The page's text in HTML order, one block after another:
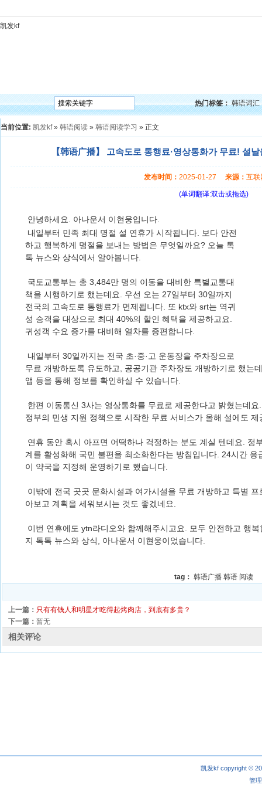
凯发kf
热门标签： 韩语词汇
当前位置: 凯发kf» 韩语阅读 » 韩语阅读学习 » 正文
【韩语广播】 고속도로 통행료·영상통화가 무료! 설
发布时间： 2025-01-27 来源： 互
(单词翻译:双击或拖选)
안녕하세요. 아나운서 이현웅입니다.
내일부터 민족 최대 명절 설 연휴가 시작됩니다. 보다 안전
하고 행복하게 명절을 보내는 방법은 무엇일까요? 오늘 톡
톡 뉴스와 상식에서 알아봅니다.
국토교통부는 총 3,484만 명의 이동을 대비한 특별교통대
책을 시행하기로 했는데요. 우선 오는 27일부터 30일까지
전국의 고속도로 통행료가 면제됩니다. 또 ktx와 srt는 역귀
성 승객을 대상으로 최대 40%의 할인 혜택을 제공하고요.
귀성객 수요 증가를 대비해 열차를 증편합니다.
내일부터 30일까지는 전국 초·중·고 운동장을 주차장으로
무료 개방하도록 유도하고, 공공기관 주차장도 개방하기로 했는
앱 등을 통해 정보를 확인하실 수 있습니다.
한편 이동통신 3사는 영상통화를 무료로 제공한다고 밝혔는데
정부의 민생 지원 정책으로 시작한 무료 서비스가 올해 설에도 제
연휴 동안 혹시 아프면 어떡하나 걱정하는 분도 계실 텐데요. 정
계를 활성화해 국민 불편을 최소화한다는 방침입니다. 24시간
이 약국을 지정해 운영하기로 했습니다.
이밖에 전국 곳곳 문화시설과 여가시설을 무료 개방하고 특별
아보고 계획을 세워보시는 것도 좋겠네요.
이번 연휴에도 ytn라디오와 함께해주시고요. 모두 안전하고 행
지 톡톡 뉴스와 상식, 아나운서 이현웅이었습니다.
tag： 韩语广播 韩语 阅读
上一篇： 只有有钱人和明星才吃得起烤肉店，到底有多贵？
下一篇： 暂无
相关评论
凯发kf copyright ©
管